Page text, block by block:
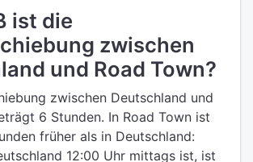
ist die
zwischen
und Road Town?
zwischen Deutschland und
6 Stunden. In Road Town ist
früher als in Deutschland:
12:00 Uhr mittags ist, ist